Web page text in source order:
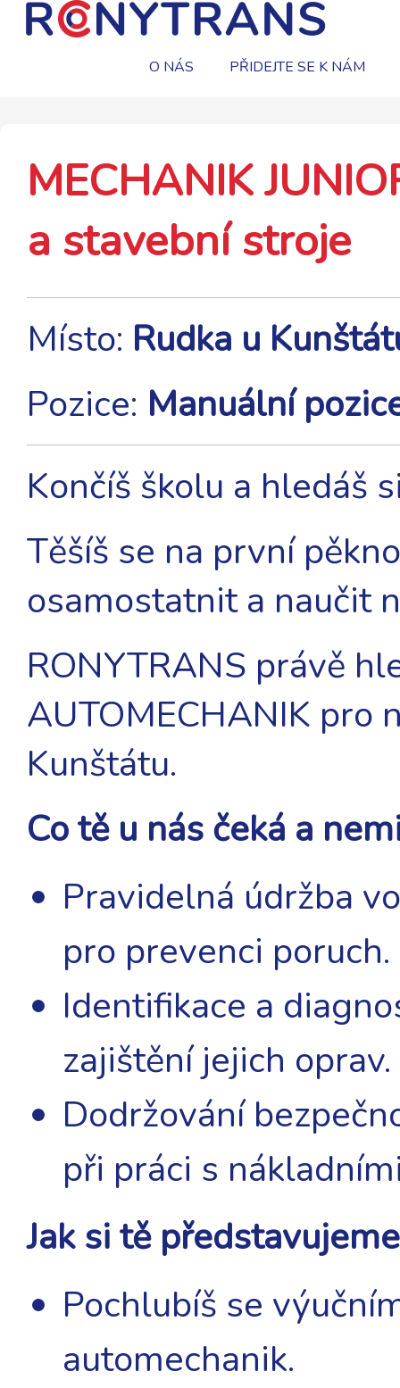
O NÁS PŘIDEJTE SE K NÁM
MECHANIK
a stavební stroje
Místo: Rudka u
Pozice: Manuální
Končíš školu a hledáš
Těšíš se na první
osamostatnit a naučit
RONYTRANS právě
AUTOMECHANIK pro
Kunštátu.
Co tě u nás čeká a
Pravidelná údržba
pro prevenci
Identifikace a
zajištění jejich oprav.
Dodržování
při práci s
Jak si tě
Pochlubíš se
automechanik.